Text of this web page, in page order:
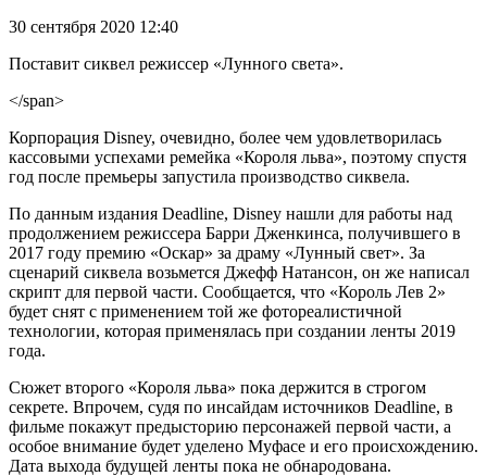
30 сентября 2020 12:40
Поставит сиквел режиссер «Лунного света».
</span>
Корпорация Disney, очевидно, более чем удовлетворилась
кассовыми успехами ремейка «Короля льва», поэтому спустя
год после премьеры запустила производство сиквела.
По данным издания Deadline, Disney нашли для работы над
продолжением режиссера Барри Дженкинса, получившего в
2017 году премию «Оскар» за драму «Лунный свет». За
сценарий сиквела возьмется Джефф Натансон, он же написал
скрипт для первой части. Сообщается, что «Король Лев 2»
будет снят с применением той же фотореалистичной
технологии, которая применялась при создании ленты 2019
года.
Сюжет второго «Короля льва» пока держится в строгом
секрете. Впрочем, судя по инсайдам источников Deadline, в
фильме покажут предысторию персонажей первой части, а
особое внимание будет уделено Муфасе и его происхождению.
Дата выхода будущей ленты пока не обнародована.